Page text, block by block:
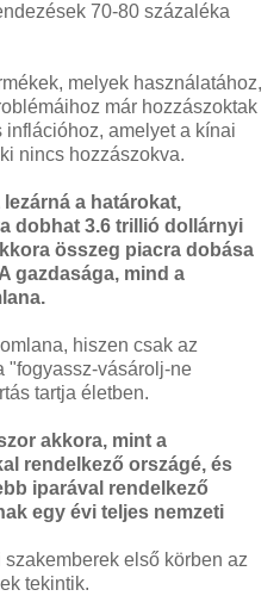
70-80 százaléka
melyek használatához,
már hozzászoktak
inflációhoz, amelyet a kínai
nincs hozzászokva.
a határokat,
dobhat 3.6 trillió dollárnyi
összeg piacra dobása
gazdasága, mind a
hiszen csak az
"fogyassz-vásárolj-ne
tartja életben.
akkora, mint a
rendelkező országé, és
iparával rendelkező
egy évi teljes nemzeti
első körben az
tekintik.